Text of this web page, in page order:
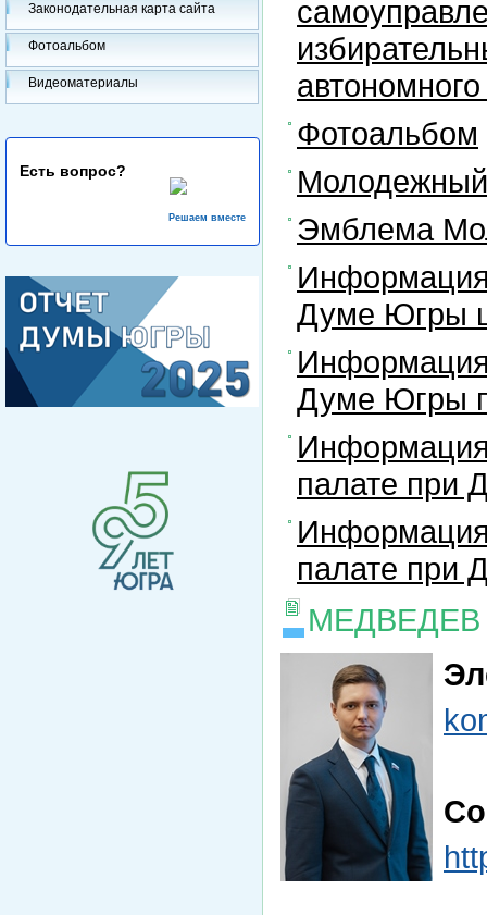
Законодательная карта сайта
Фотоальбом
Видеоматериалы
Есть вопрос?
Решаем вместе
Фотоальбом
Молодежный
Эмблема
Думе Югры
Думе Югры
палате при
палате при